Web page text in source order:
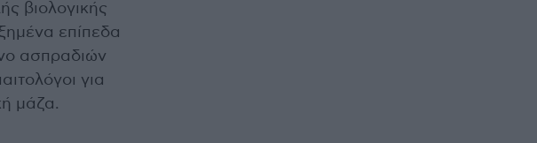
βιολογικής
επίπεδα
ασπραδιών
για
μάζα.